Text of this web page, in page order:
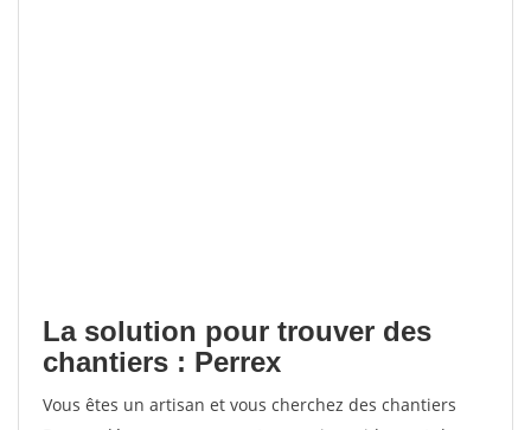
La solution pour trouver des
chantiers : Perrex
Vous êtes un artisan et vous cherchez des chantiers